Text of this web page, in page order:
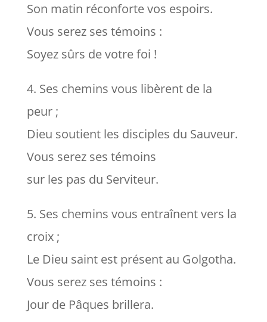
Son matin réconforte vos espoirs.
Vous serez ses témoins :
Soyez sûrs de votre foi !
4. Ses chemins vous libèrent de la
peur ;
Dieu soutient les disciples du Sauveur.
Vous serez ses témoins
sur les pas du Serviteur.
5. Ses chemins vous entraînent vers la
croix ;
Le Dieu saint est présent au Golgotha.
Vous serez ses témoins :
Jour de Pâques brillera.